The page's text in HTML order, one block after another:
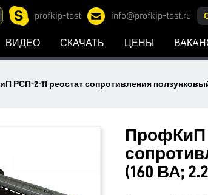
profkip-test info@profkip-test.ru
ВИДЕО СКАЧАТЬ ЦЕНЫ
РСП-2-11 реостат сопротивления ползунковый
ПрофКиП
(160 ВА;